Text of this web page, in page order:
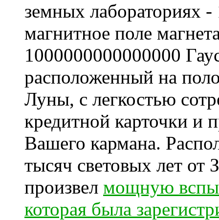
земных лабораториях
магнитное поле
1000000000000000
расположенный на
Луны, с легкостью
кредитной карточки и
Вашего кармана.
тысяч световых лет от
произвел мощную
которая была